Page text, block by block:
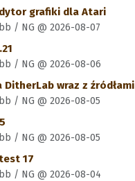
grafiki dla Atari
/ NG @ 2026-08-07
/ NG @ 2026-08-06
DitherLab wraz z źródłami
/ NG @ 2026-08-05
/ NG @ 2026-08-05
17
/ NG @ 2026-08-04